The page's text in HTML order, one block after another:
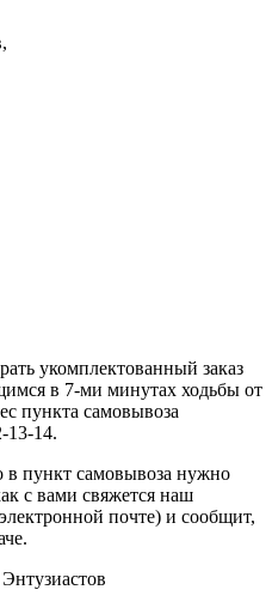
укомплектованный заказ
в 7-ми минутах ходьбы от
пункта самовывоза
13-14.
пункт самовывоза нужно
с вами свяжется наш
почте) и сообщит,